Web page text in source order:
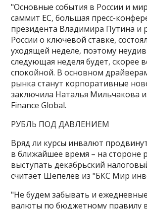
"Основные события в России и
саммит ЕС, большая пресс-
президента Владимира Путина и
России о ключевой ставке,
уходящей неделе, поэтому
следующая неделя будет, скорее
спокойной. В основном
рынка станут корпоративные
заключила Наталья Мильчакова
Finance Global.
РУБЛЬ ПОД ДАВЛЕНИЕМ
Вряд ли курсы инвалют
в ближайшее время – на стороне
выступать декабрьский
считает Шепелев из "БКС Мир
"Не будем забывать и
валюты по бюджетному правилу